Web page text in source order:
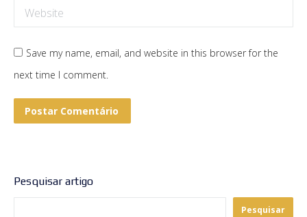
Website
Save my name, email, and website in this browser for the
next time I comment.
Postar Comentário
Pesquisar artigo
Pesquisar